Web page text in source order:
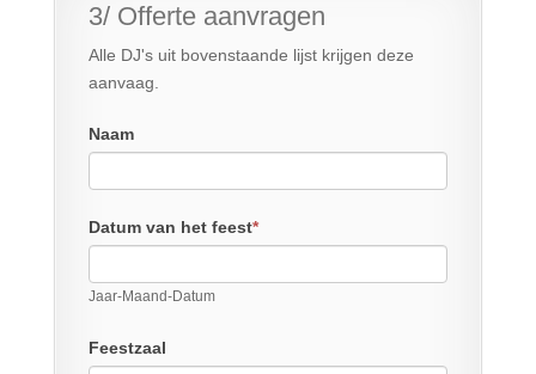
3/ Offerte aanvragen
Alle DJ's uit bovenstaande lijst krijgen deze
aanvaag.
Naam
Datum van het feest*
Jaar-Maand-Datum
Feestzaal